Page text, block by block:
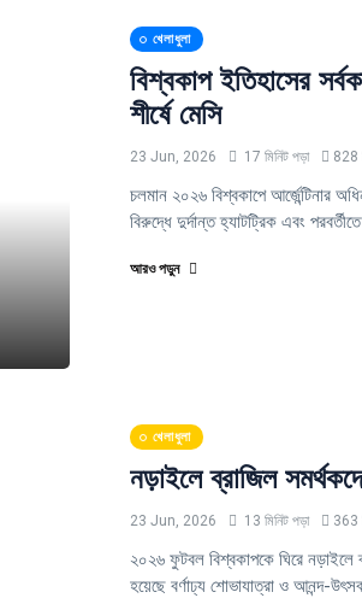
খেলাধুলা
বিশ্বকাপ ইতিহাসের
শীর্ষে মেসি
23 Jun, 2026 17 মিনিট পড়া 828
চলমান ২০২৬ বিশ্বকাপে আর্জেন্টিনার
বিরুদ্ধে দুর্দান্ত হ্যাটট্রিক এবং
আরও পড়ুন
খেলাধুলা
নড়াইলে ব্রাজিল
23 Jun, 2026 13 মিনিট পড়া 363
২০২৬ ফুটবল বিশ্বকাপকে ঘিরে নড়াইলে
হয়েছে বর্ণাঢ্য শোভাযাত্রা ও আনন্দ-